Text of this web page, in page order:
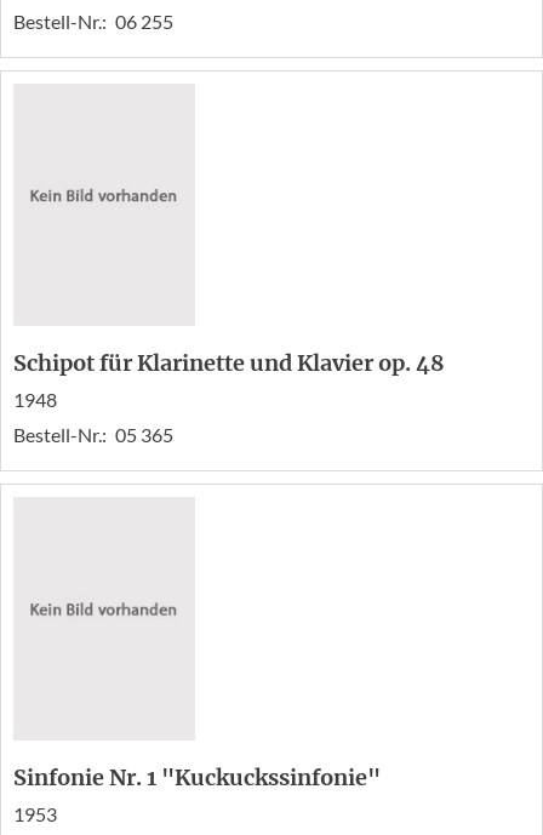
Bestell-Nr.: 06 255
Schipot für Klarinette und Klavier op. 48
1948
Bestell-Nr.: 05 365
Sinfonie Nr. 1 "Kuckuckssinfonie"
1953